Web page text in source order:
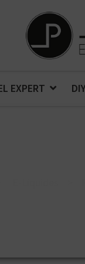
EXPERT